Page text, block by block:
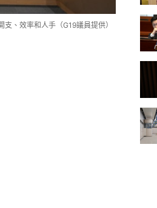
、效率和人手（G19議員提供）